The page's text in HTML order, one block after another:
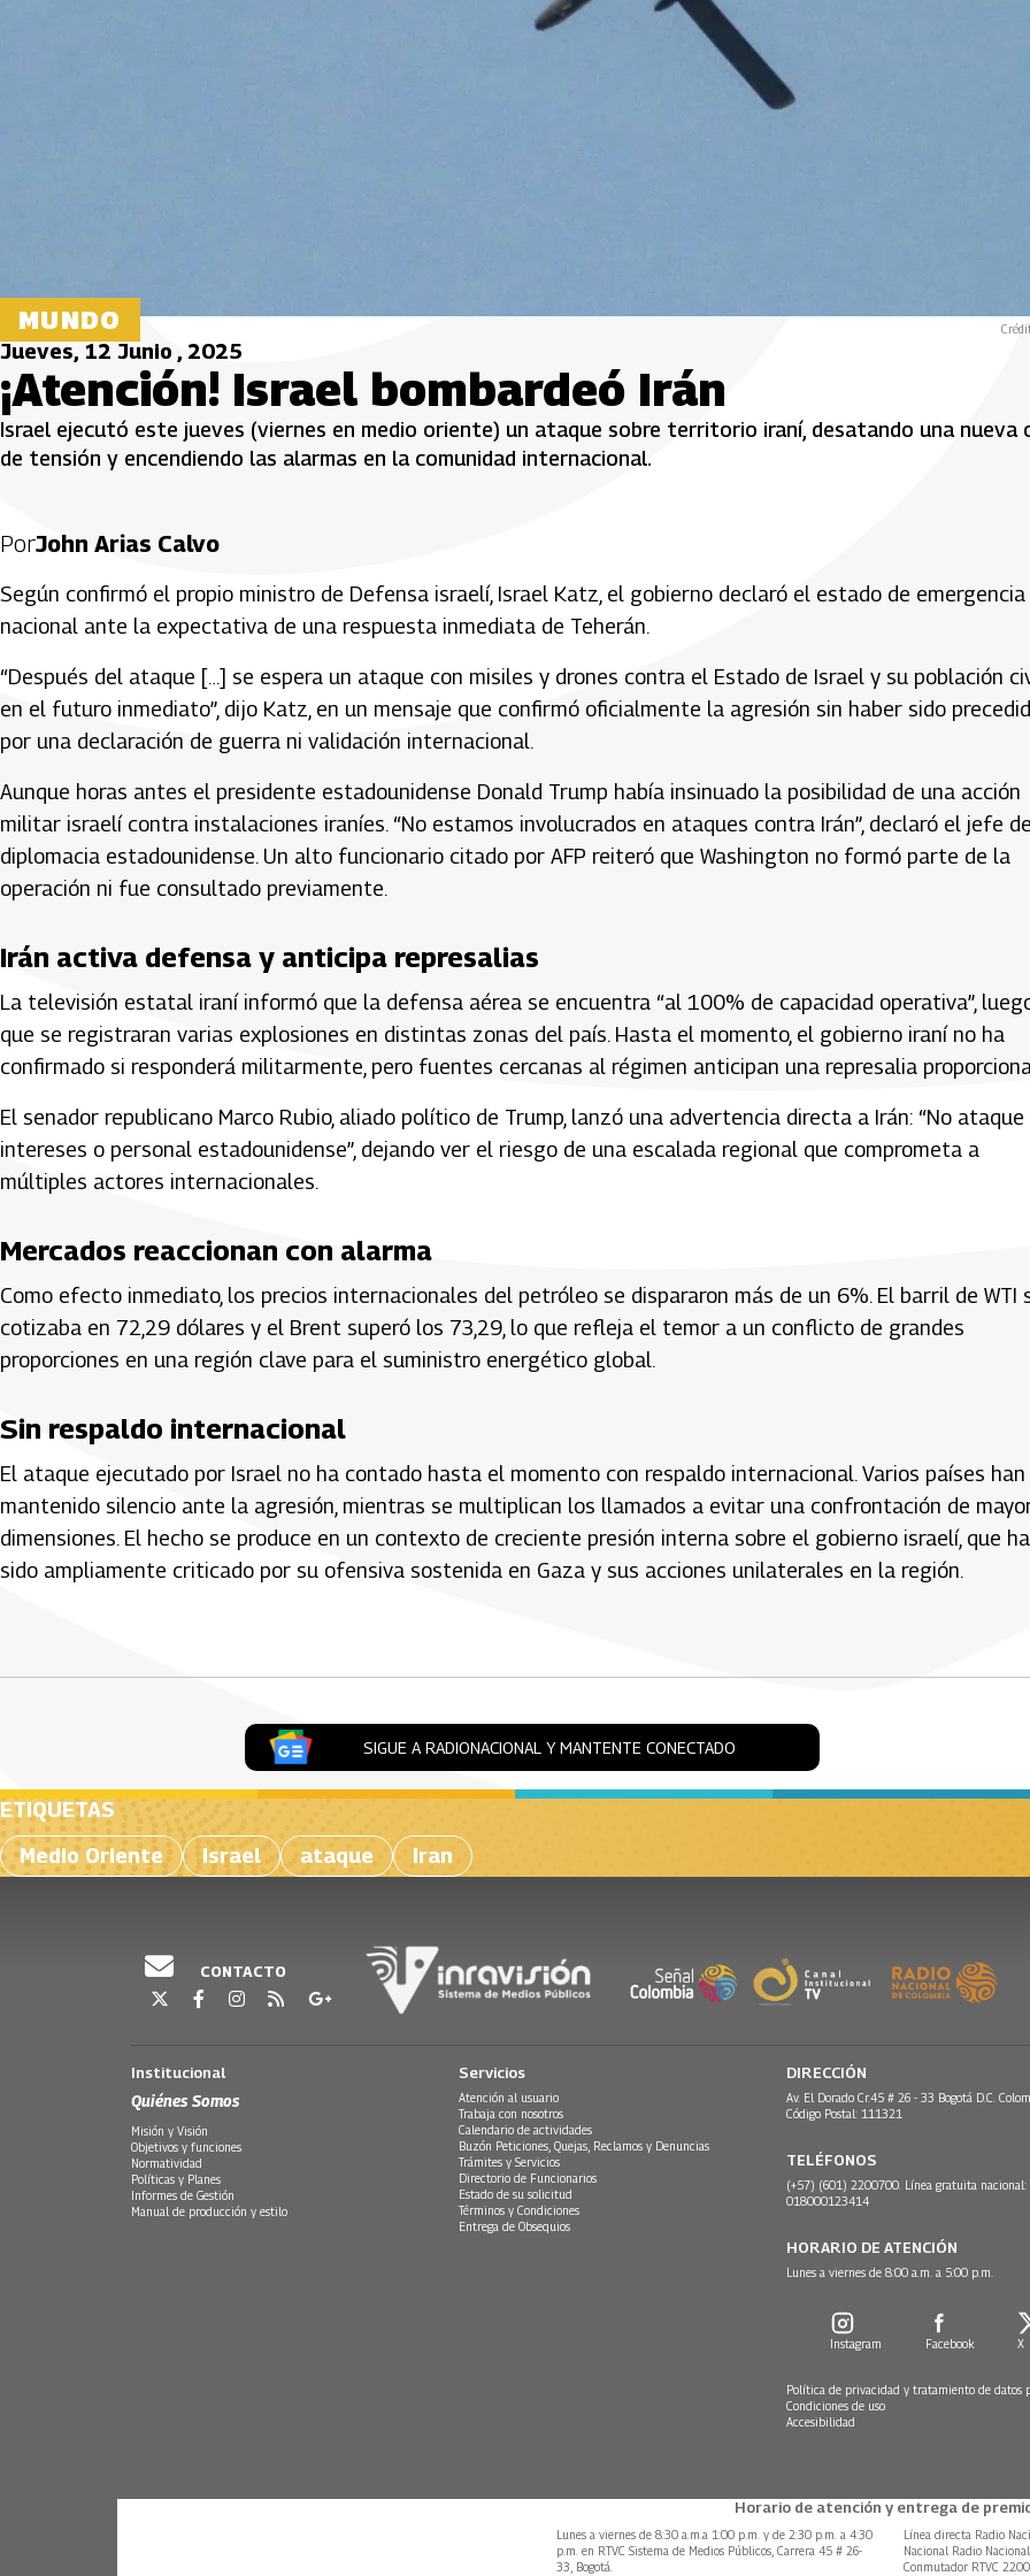
MUNDO
Jueves, 12 Junio , 2025
¡Atención! Israel bombardeó Irán
Israel ejecutó este jueves (viernes en medio oriente) un ataque sobre territorio iraní, desatando una nueva
de tensión y encendiendo las alarmas en la comunidad internacional.
PorJohn Arias Calvo
Según confirmó el propio ministro de Defensa israelí, Israel Katz, el gobierno declaró el estado de emergencia
nacional ante la expectativa de una respuesta inmediata de Teherán.
“Después del ataque […] se espera un ataque con misiles y drones contra el Estado de Israel y su población
en el futuro inmediato”, dijo Katz, en un mensaje que confirmó oficialmente la agresión sin haber sido
por una declaración de guerra ni validación internacional.
Aunque horas antes el presidente estadounidense Donald Trump había insinuado la posibilidad de una acción
militar israelí contra instalaciones iraníes. “No estamos involucrados en ataques contra Irán”, declaró el jefe
diplomacia estadounidense. Un alto funcionario citado por AFP reiteró que Washington no formó parte de la
operación ni fue consultado previamente.
Irán activa defensa y anticipa represalias
La televisión estatal iraní informó que la defensa aérea se encuentra “al 100% de capacidad operativa”,
que se registraran varias explosiones en distintas zonas del país. Hasta el momento, el gobierno iraní no ha
confirmado si responderá militarmente, pero fuentes cercanas al régimen anticipan una represalia
El senador republicano Marco Rubio, aliado político de Trump, lanzó una advertencia directa a Irán: “No ataque
intereses o personal estadounidense”, dejando ver el riesgo de una escalada regional que comprometa a
múltiples actores internacionales.
Mercados reaccionan con alarma
Como efecto inmediato, los precios internacionales del petróleo se dispararon más de un 6%. El barril de WTI
cotizaba en 72,29 dólares y el Brent superó los 73,29, lo que refleja el temor a un conflicto de grandes
proporciones en una región clave para el suministro energético global.
Sin respaldo internacional
El ataque ejecutado por Israel no ha contado hasta el momento con respaldo internacional. Varios países han
mantenido silencio ante la agresión, mientras se multiplican los llamados a evitar una confrontación de
dimensiones. El hecho se produce en un contexto de creciente presión interna sobre el gobierno israelí, que ha
sido ampliamente criticado por su ofensiva sostenida en Gaza y sus acciones unilaterales en la región.
SIGUE A RADIONACIONAL Y MANTENTE CONECTADO
ETIQUETAS
Medio Oriente
Israel ataque Iran
CONTACTO
Institucional
Quiénes Somos
Misión y Visión
Objetivos y funciones
Normatividad
Políticas y Planes
Informes de Gestión
Manual de producción y estilo
Servicios
Atención al usuario
Trabaja con nosotros
Calendario de actividades
Buzón Peticiones, Quejas, Reclamos y Denuncias
Trámites y Servicios
Directorio de Funcionarios
Estado de su solicitud
Términos y Condiciones
Entrega de Obsequios
DIRECCIÓN
Av. El Dorado Cr.45 # 26 - 33 Bogotá D.C.
Código Postal: 111321
TELÉFONOS
(+57) (601) 2200700. Línea gratuita nacional:
018000123414
HORARIO DE ATENCIÓN
Lunes a viernes de 8:00 a.m. a 5:00 p.m.
Instagram Facebook X
Política de privacidad y tratamiento de datos
Condiciones de uso
Accesibilidad
Horario de atención y entrega de
Lunes a viernes de 8:30 a.m.a 1:00 p.m. y de 2:30 p.m. a 4:30
p.m. en RTVC Sistema de Medios Públicos, Carrera 45 # 26-
33, Bogotá.
Línea directa Radio
Nacional Radio
Conmutador RTVC